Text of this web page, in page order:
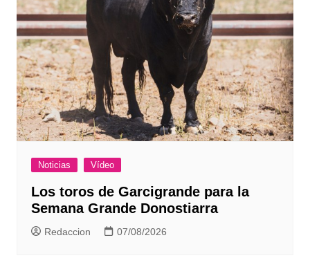
Noticias Vídeo
Los toros de Garcigrande para la
Semana Grande Donostiarra
Redaccion 07/08/2026